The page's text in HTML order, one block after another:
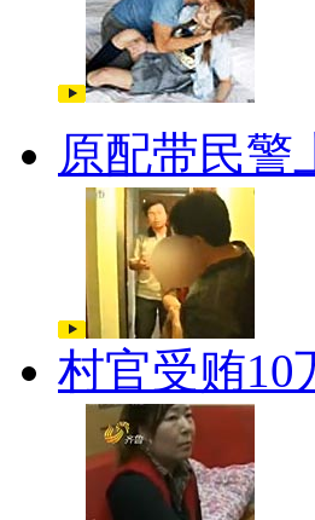
原配带民警
村官受贿10